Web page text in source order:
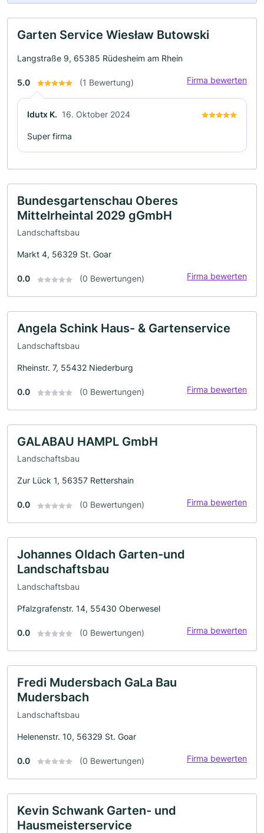
Garten Service Wiesław Butowski
Langstraße 9, 65385 Rüdesheim am Rhein
5.0 (1 Bewertung) Firma bewerten
Idutx K. 16. Oktober 2024
Super firma
Bundesgartenschau Oberes
Mittelrheintal 2029 gGmbH
Landschaftsbau
Markt 4, 56329 St. Goar
0.0 (0 Bewertungen) Firma bewerten
Angela Schink Haus- & Gartenservice
Landschaftsbau
Rheinstr. 7, 55432 Niederburg
0.0 (0 Bewertungen) Firma bewerten
GALABAU HAMPL GmbH
Landschaftsbau
Zur Lück 1, 56357 Rettershain
0.0 (0 Bewertungen) Firma bewerten
Johannes Oldach Garten-und
Landschaftsbau
Landschaftsbau
Pfalzgrafenstr. 14, 55430 Oberwesel
0.0 (0 Bewertungen) Firma bewerten
Fredi Mudersbach GaLa Bau
Mudersbach
Landschaftsbau
Helenenstr. 10, 56329 St. Goar
0.0 (0 Bewertungen) Firma bewerten
Kevin Schwank Garten- und
Hausmeisterservice